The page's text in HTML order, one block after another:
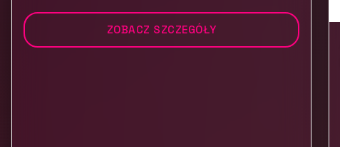
ZOBACZ SZCZEGÓŁY